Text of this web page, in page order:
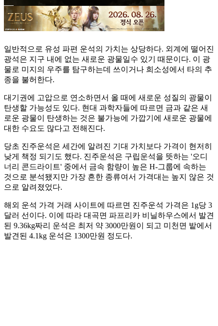
일반적으로 유성 파편 운석의 가치는 상당하다. 외계에 떨어진
광석은 지구 내에 없는 새로운 광물일수 있기 때문이다. 이 광
물로 미지의 우주를 탐구하는데 쓰이거나 희소성에서 타의 추
종을 불허한다.
대기권에 고압으로 연소하면서 올 때에 새로운 성질의 광물이
탄생할 가능성도 있다. 현대 과학자들에 따르면 금과 같은 새
로운 광물이 탄생하는 것은 불가능에 가깝기에 새로운 광물에
대한 수요도 많다고 전해진다.
당초 진주운석은 세간에 알려진 기대 가치보다 가격이 현저히
낮게 책정 되기도 했다. 진주운석은 구립운석을 뜻하는 '오디
너리 콘드라이트' 중에서 금속 함량이 높은 H-그룹에 속하는
것으로 분석됐지만 가장 흔한 종류여서 가격대는 높지 않은 것
으로 알려졌었다.
해외 운석 가격 거래 사이트에 따르면 진주운석 가격은 1g당 3
달러 선이다. 이에 따라 대곡면 파프리카 비닐하우스에서 발견
된 9.36kg짜리 운석은 최저 약 3000만원이 되고 미천면 밭에서
발견된 4.1kg 운석은 1300만원 정도다.